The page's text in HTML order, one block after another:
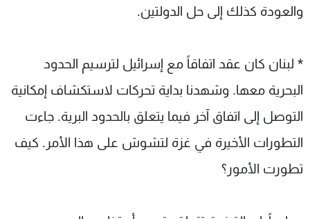
والعودة كذلك إلى حل الدولتين.
* لبنان كان عقد اتفاقاً مع إسرائيل لترسيم الحدود
البحرية معها. وشهدنا بداية تحركات لاستكشاف إمكانية
التوصل إلى اتفاق آخر فيما يتعلق بالحدود البرية. جاءت
التطورات الأخيرة في غزة لتشوش على هذا الأمر. كيف
تطورت الأمور؟